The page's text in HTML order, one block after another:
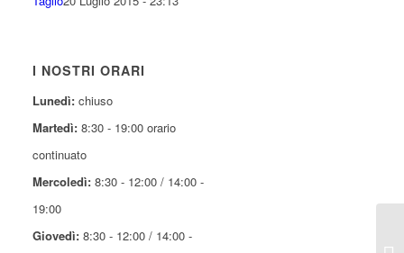
I NOSTRI ORARI
Lunedì: chiuso
Martedì: 8:30 - 19:00 orario
continuato
Mercoledì: 8:30 - 12:00 / 14:00 -
19:00
Giovedì: 8:30 - 12:00 / 14:00 -